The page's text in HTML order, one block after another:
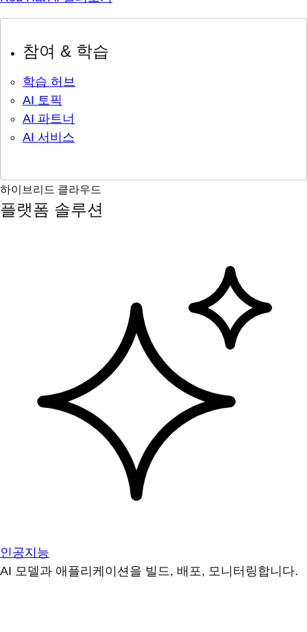
참여 & 학습
학습 허브
AI 토픽
AI 파트너
AI 서비스
하이브리드 클라우드
플랫폼 솔루션
인공지능
AI 모델과 애플리케이션을 빌드, 배포, 모니터링합니다.